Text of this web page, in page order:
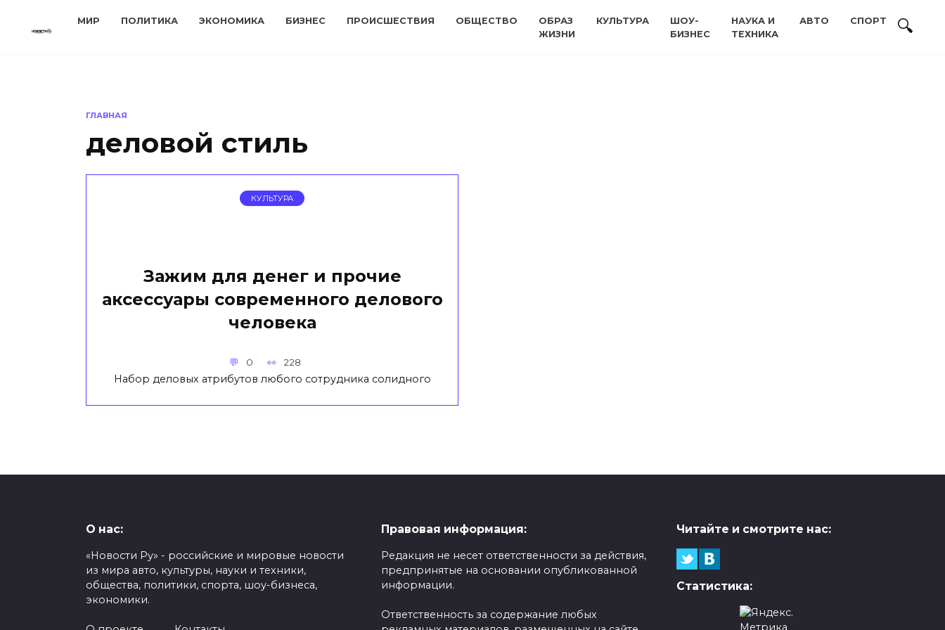
МИР ПОЛИТИКА ЭКОНОМИКА БИЗНЕС ПРОИСШЕСТВИЯ ОБЩЕСТВО
ОБРАЗ
ЖИЗНИ
КУЛЬТУРА
ШОУ-
БИЗНЕС
НАУКА И
ТЕХНИКА
АВТО СПОРТ
ГЛАВНАЯ
деловой стиль
КУЛЬТУРА
Зажим для денег и прочие
аксессуары современного делового
человека
0 228
Набор деловых атрибутов любого сотрудника солидного
О нас:
«Новости Ру» - российские и мировые новости
из мира авто, культуры, науки и техники,
общества, политики, спорта, шоу-бизнеса,
экономики.
Правовая информация:
Редакция не несет ответственности за действия,
предпринятые на основании опубликованной
информации.
Ответственность за содержание любых
Читайте и смотрите нас:
Статистика: